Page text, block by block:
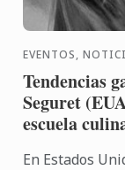
EVENTOS,
Tendencias
Seguret
escuela
En Estados